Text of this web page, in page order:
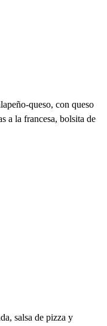
queso, con queso
a la francesa, bolsita de
salsa de pizza y